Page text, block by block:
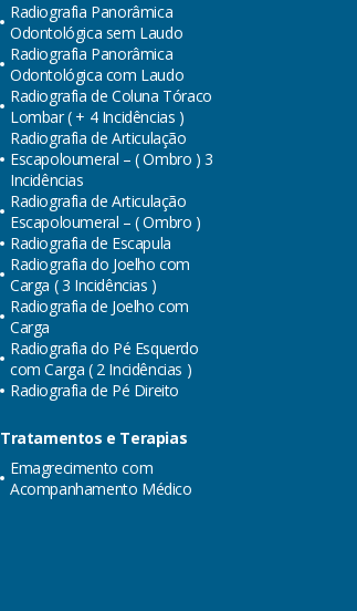
Radiografia Panorâmica
Odontológica sem Laudo
Radiografia Panorâmica
Odontológica com Laudo
Radiografia de Coluna Tóraco
Lombar ( + 4 Incidências )
Radiografia de Articulação
Escapoloumeral – ( Ombro ) 3
Incidências
Radiografia de Articulação
Escapoloumeral – ( Ombro )
Radiografia de Escapula
Radiografia do Joelho com
Carga ( 3 Incidências )
Radiografia de Joelho com
Carga
Radiografia do Pé Esquerdo
com Carga ( 2 Incidências )
Radiografia de Pé Direito
Tratamentos e Terapias
Emagrecimento com
Acompanhamento Médico